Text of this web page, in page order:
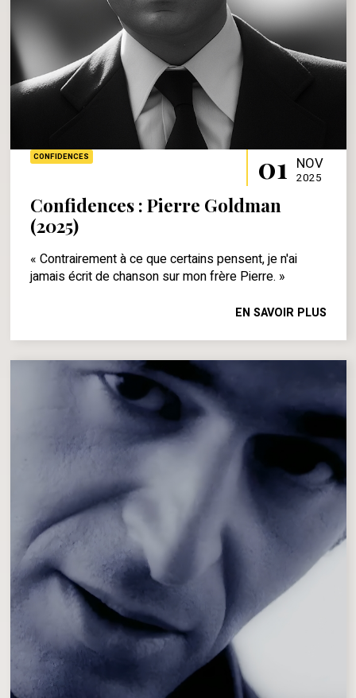
CONFIDENCES 01 NOV
2025
Confidences : Pierre Goldman
(2025)
« Contrairement à ce que certains pensent, je n'ai
jamais écrit de chanson sur mon frère Pierre. »
EN SAVOIR PLUS